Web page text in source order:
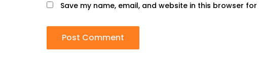
Save my name, email, and website in this browser